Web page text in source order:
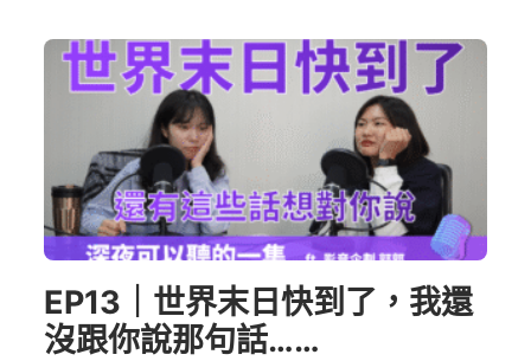
EP13｜世界末日快到了，我還
沒跟你說那句話……